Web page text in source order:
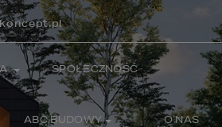
SPOŁECZNOŚĆ
ABC BUDOWY O NAS